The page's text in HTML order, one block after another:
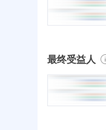
最终受益人